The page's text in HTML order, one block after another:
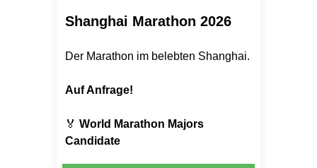
Shanghai Marathon 2026
Der Marathon im belebten Shanghai.
Auf Anfrage!
🏅 World Marathon Majors
Candidate